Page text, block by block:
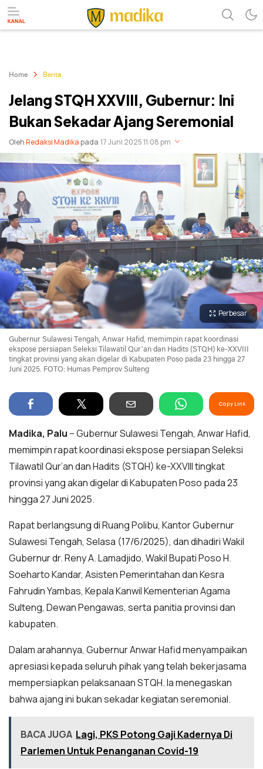
Home Berita
Jelang STQH XXVIII, Gubernur: Ini
Bukan Sekadar Ajang Seremonial
OlehRedaksi Madikapada 17 Juni 2025 11:08 pm
Perbesar
Gubernur Sulawesi Tengah, Anwar Hafid, memimpin rapat koordinasi
ekspose persiapan Seleksi Tilawatil Qur’an dan Hadits (STQH) ke-XXVIII
tingkat provinsi yang akan digelar di Kabupaten Poso pada 23 hingga 27
Juni 2025. FOTO: Humas Pemprov Sulteng
Copy Link
Madika, Palu – Gubernur Sulawesi Tengah, Anwar Hafid,
memimpin rapat koordinasi ekspose persiapan Seleksi
Tilawatil Qur’an dan Hadits (STQH) ke-XXVIII tingkat
provinsi yang akan digelar di Kabupaten Poso pada 23
hingga 27 Juni 2025.
Rapat berlangsung di Ruang Polibu, Kantor Gubernur
Sulawesi Tengah, Selasa (17/6/2025), dan dihadiri Wakil
Gubernur dr. Reny A. Lamadjido, Wakil Bupati Poso H.
Soeharto Kandar, Asisten Pemerintahan dan Kesra
Fahrudin Yambas, Kepala Kanwil Kementerian Agama
Sulteng, Dewan Pengawas, serta panitia provinsi dan
kabupaten.
Dalam arahannya, Gubernur Anwar Hafid menyampaikan
apresiasi kepada seluruh pihak yang telah bekerjasama
mempersiapkan pelaksanaan STQH. Ia menegaskan
bahwa ajang ini bukan sekadar kegiatan seremonial.
BACA JUGA Lagi, PKS Potong Gaji Kadernya Di
Parlemen Untuk Penanganan Covid-19